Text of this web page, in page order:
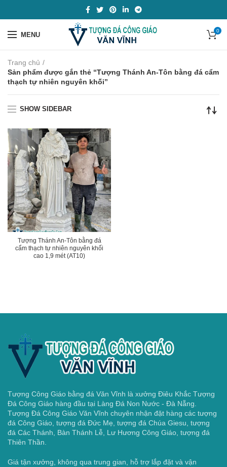
MENU 0
Trang chủ
Sản phẩm được gắn thẻ “Tượng Thánh An-Tôn bằng đá cẩm
thạch tự nhiên nguyên khối”
SHOW SIDEBAR
Tượng Thánh An-Tôn bằng đá
cẩm thạch tự nhiên nguyên khối
cao 1,9 mét (AT10)
Tượng Công Giáo bằng đá Văn Vĩnh là xưởng Điêu Khắc Tượng
Đá Công Giáo hàng đầu tại Làng Đá Non Nước - Đà Nẵng.
Tượng Đá Công Giáo Văn Vĩnh chuyên nhận đặt hàng các tượng
đá Công Giáo, tượng đá Đức Mẹ, tượng đá Chúa Giesu, tượng
đá Các Thánh, Bàn Thánh Lễ, Lư Hương Công Giáo, tượng đá
Thiên Thần.
Giá tận xưởng, không qua trung gian, hỗ trợ lắp đặt và vận